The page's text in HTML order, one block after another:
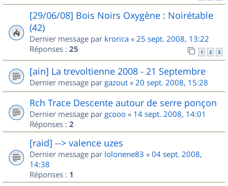
[29/06/08] Bois Noirs Oxygène : Noirétable
(42)
Dernier message par krorica « 25 sept. 2008, 13:22
Réponses : 25 1 2 3
[ain] La trevoltienne 2008 - 21 Septembre
Dernier message par gazout « 20 sept. 2008, 15:28
Rch Trace Descente autour de serre ponçon
Dernier message par gcooo « 14 sept. 2008, 14:01
Réponses : 2
[raid] --> valence uzes
Dernier message par lolonene83 « 04 sept. 2008,
14:38
Réponses : 1